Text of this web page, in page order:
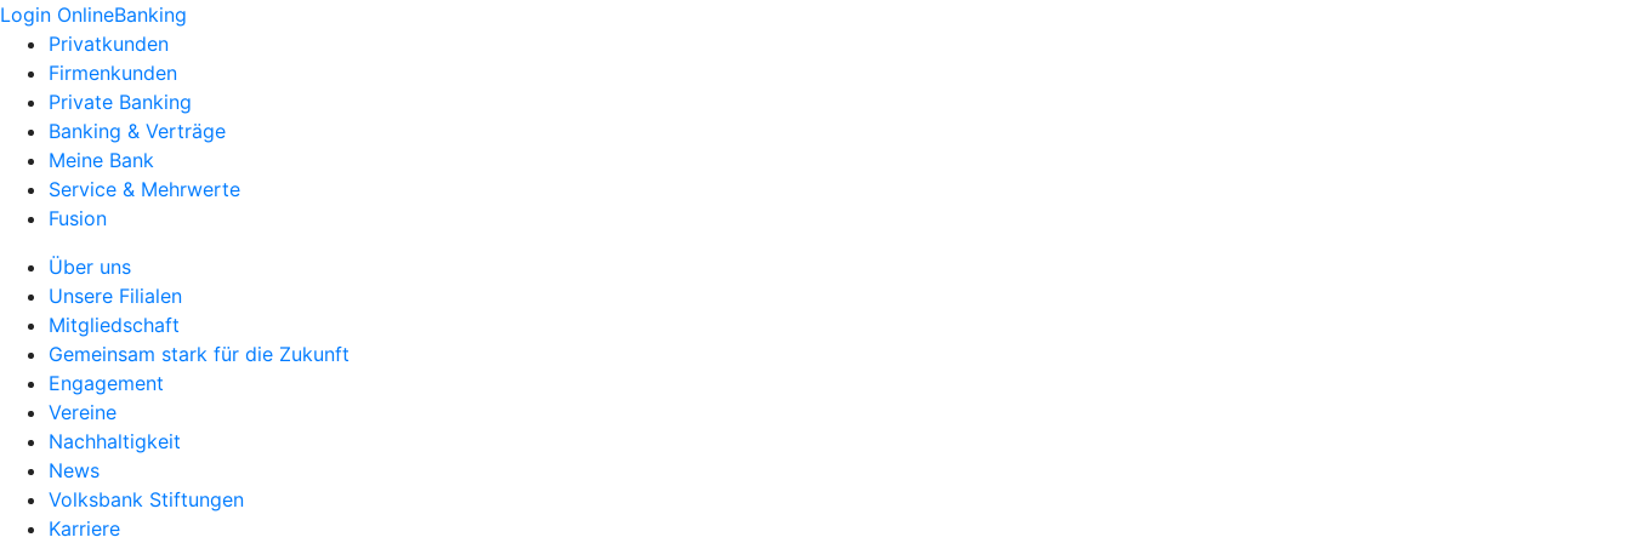
Login OnlineBanking
Privatkunden
Firmenkunden
Private Banking
Banking & Verträge
Meine Bank
Service & Mehrwerte
Fusion
Über uns
Unsere Filialen
Mitgliedschaft
Gemeinsam stark für die Zukunft
Engagement
Vereine
Nachhaltigkeit
News
Volksbank Stiftungen
Karriere